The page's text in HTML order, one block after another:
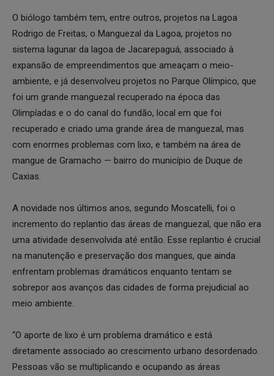
O biólogo também tem, entre outros, projetos na Lagoa
Rodrigo de Freitas, o Manguezal da Lagoa, projetos no
sistema lagunar da lagoa de Jacarepaguá, associado à
expansão de empreendimentos que ameaçam o meio-
ambiente, e já desenvolveu projetos no Parque Olímpico, que
foi um grande manguezal recuperado na época das
Olimpíadas e o do canal do fundão, local em que foi
recuperado e criado uma grande área de manguezal, mas
com enormes problemas com lixo, e também na área de
mangue de Gramacho — bairro do município de Duque de
Caxias.
A novidade nos últimos anos, segundo Moscatelli, foi o
incremento do replantio das áreas de manguezal, que não era
uma atividade desenvolvida até então. Esse replantio é crucial
na manutenção e preservação dos mangues, que ainda
enfrentam problemas dramáticos enquanto tentam se
sobrepor aos avanços das cidades de forma prejudicial ao
meio ambiente.
“O aporte de lixo é um problema dramático e está
diretamente associado ao crescimento urbano desordenado.
Pessoas vão se multiplicando e ocupando as áreas